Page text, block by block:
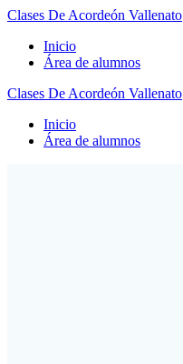
Clases De Acordeón Vallenato
Inicio
Área de alumnos
Clases De Acordeón Vallenato
Inicio
Área de alumnos